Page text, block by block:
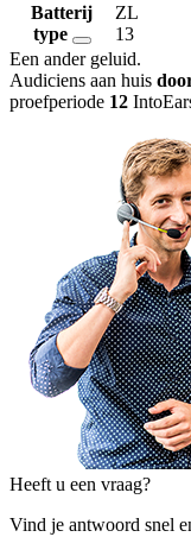
Batterij
type
ZL
13
Een ander geluid.
Audiciens aan huis
proefperiode 12
Heeft u een vraag?
Vind je antwoord snel